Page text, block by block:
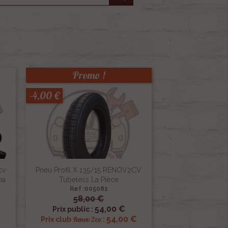
Pneu Profil X 135/15 RENOV2CV
Tubeless La Pièce
Ref :005081
58,00 €
Prix public : 54,00 €
Prix club Renov 2cv: 54,00 €
Promo !
-4,00 €
 Aperçu rapide